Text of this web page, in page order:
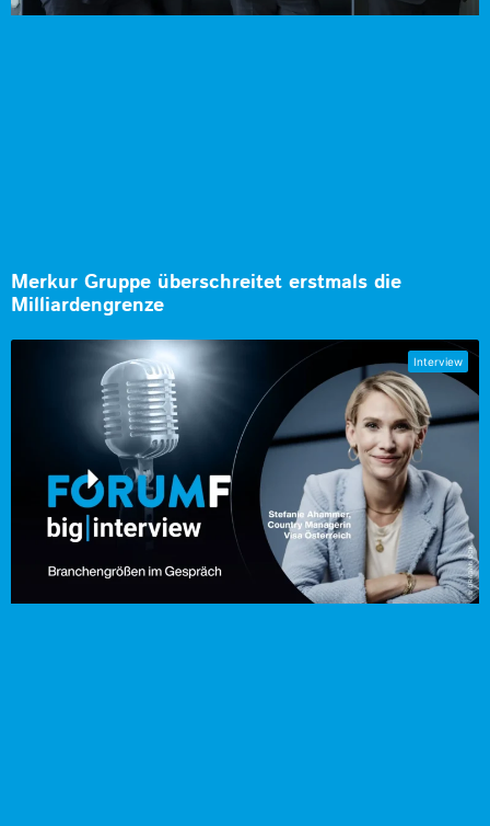
Merkur Gruppe überschreitet erstmals die
Milliardengrenze